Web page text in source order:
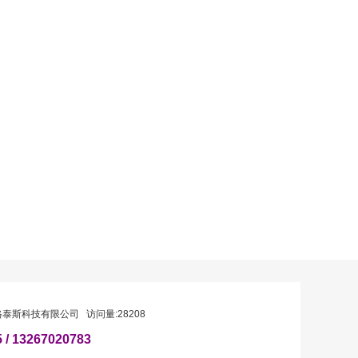
斯科技有限公司 访问量:28208
/ 13267020783